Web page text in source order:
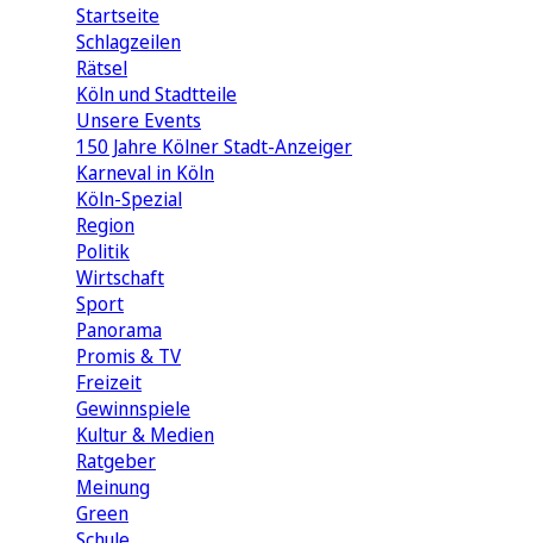
Startseite
Schlagzeilen
Rätsel
Köln und Stadtteile
Unsere Events
150 Jahre Kölner Stadt-Anzeiger
Karneval in Köln
Köln-Spezial
Region
Politik
Wirtschaft
Sport
Panorama
Promis & TV
Freizeit
Gewinnspiele
Kultur & Medien
Ratgeber
Meinung
Green